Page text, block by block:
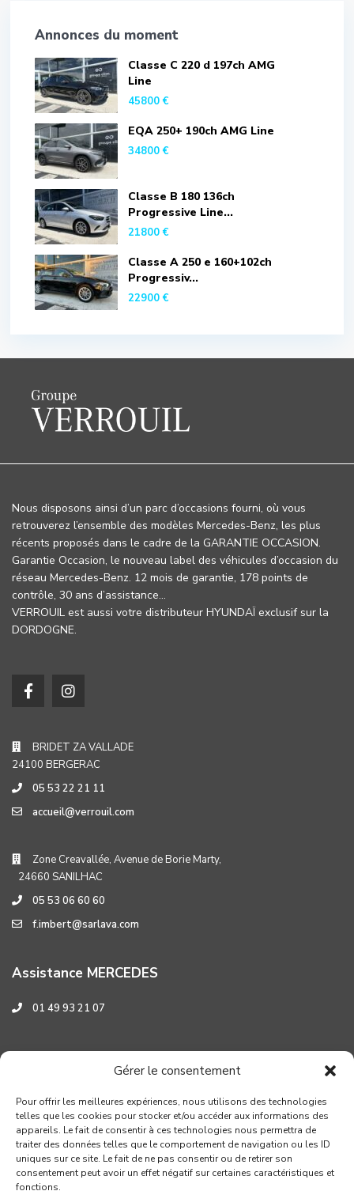
Gérer le consentement
Pour offrir les meilleures expériences, nous utilisons des technologies
telles que les cookies pour stocker et/ou accéder aux informations des
appareils. Le fait de consentir à ces technologies nous permettra de
traiter des données telles que le comportement de navigation ou les ID
uniques sur ce site. Le fait de ne pas consentir ou de retirer son
consentement peut avoir un effet négatif sur certaines caractéristiques et
fonctions.
Annonces du moment
Classe C 220 d 197ch AMG
Line
45800 €
EQA 250+ 190ch AMG Line
34800 €
Classe B 180 136ch
Progressive Line...
21800 €
Classe A 250 e 160+102ch
Progressiv...
22900 €
Nous disposons ainsi d’un parc d’occasions fourni, où vous
retrouverez l’ensemble des modèles Mercedes-Benz, les plus
récents proposés dans le cadre de la GARANTIE OCCASION.
Garantie Occasion, le nouveau label des véhicules d’occasion du
réseau Mercedes-Benz. 12 mois de garantie, 178 points de
contrôle, 30 ans d’assistance…
VERROUIL est aussi votre distributeur HYUNDAÏ exclusif sur la
DORDOGNE.
BRIDET ZA VALLADE
24100 BERGERAC
05 53 22 21 11
accueil@verrouil.com
Zone Creavallée, Avenue de Borie Marty,
24660 SANILHAC
05 53 06 60 60
f.imbert@sarlava.com
Assistance MERCEDES
01 49 93 21 07
Assistance HYUNDAI